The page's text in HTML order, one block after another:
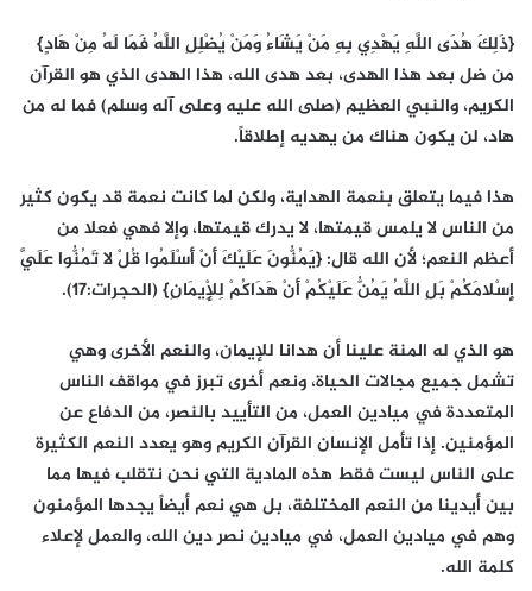
{ذَلِكَ هُدَى اللَّهِ يَهْدِي بِهِ مَنْ يَشَاءُ وَمَنْ يُضْلِلِ اللَّهُ فَمَا لَهُ مِنْ هَادٍ}
من ضل بعد هذا الهدى، بعد هدى الله، هذا الهدى الذي هو القرآن
الكريم، والنبي العظيم (صلى الله عليه وعلى آله وسلم) فما له من
هاد، لن يكون هناك من يهديه إطلاقاً.
هذا فيما يتعلق بنعمة الهداية، ولكن لما كانت نعمة قد يكون كثير
من الناس لا يلمس قيمتها، لا يدرك قيمتها، وإلا فهي فعلا من
أعظم النعم؛ لأن الله قال: {يَمُنُّونَ عَلَيْكَ أَنْ أَسْلَمُوا قُلْ لا تَمُنُّوا عَلَيَّ
إِسْلامَكُمْ بَلِ اللَّهُ يَمُنُّ عَلَيْكُمْ أَنْ هَدَاكُمْ لِلْإِيمَانِ} (الحجرات:17).
هو الذي له المنة علينا أن هدانا للإيمان، والنعم الأخرى وهي
تشمل جميع مجالات الحياة، ونعم أخرى تبرز في مواقف الناس
المتعددة في ميادين العمل، من التأييد بالنصر، من الدفاع عن
المؤمنين. إذا تأمل الإنسان القرآن الكريم وهو يعدد النعم الكثيرة
على الناس ليست فقط هذه المادية التي نحن نتقلب فيها مما
بين أيدينا من النعم المختلفة، بل هي نعم أيضاً يجدها المؤمنون
وهم في ميادين العمل، في ميادين نصر دين الله، والعمل لإعلاء
كلمة الله.